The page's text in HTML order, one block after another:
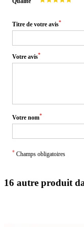
Titre de votre avis*
Votre avis*
Votre nom*
* Champs obligatoires
16 autre produit